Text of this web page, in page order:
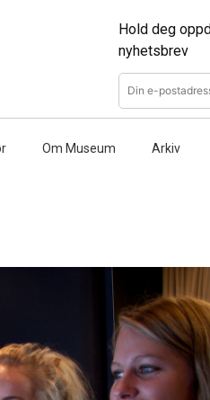
Hold deg
nyhetsbrev
Om Museum Arkiv